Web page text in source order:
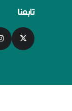
تابعنا